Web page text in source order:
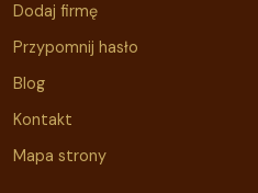
Dodaj firmę
Przypomnij hasło
Blog
Kontakt
Mapa strony